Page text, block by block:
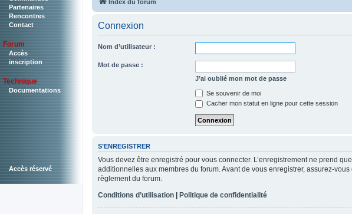
Partenaires
Rencontres
Contact
Forum
Accès
inscription
Technique
Documentations
Accès réservé
Index du forum
Connexion
Nom d’utilisateur :
Mot de passe :
J’ai oublié mon mot de passe
Se souvenir de moi
Cacher mon statut en ligne pour cette session
S’ENREGISTRER
Vous devez être enregistré pour vous connecter. L’enregistrement ne prend
additionnelles aux membres du forum. Avant de vous enregistrer, assurez-
règlement du forum.
Conditions d’utilisation
Politique de confidentialité